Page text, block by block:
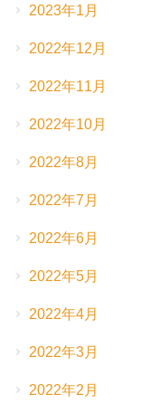
2023年1月
2022年12月
2022年11月
2022年10月
2022年8月
2022年7月
2022年6月
2022年5月
2022年4月
2022年3月
2022年2月